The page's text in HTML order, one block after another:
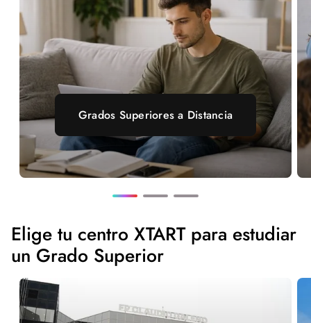
Grados Superiores a Distancia
Elige tu centro XTART para estudiar
un Grado Superior